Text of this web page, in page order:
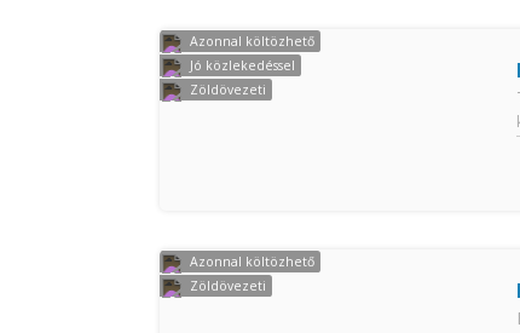
Azonnal költözhető
Jó közlekedéssel
Zöldövezeti
Azonnal költözhető
Zöldövezeti